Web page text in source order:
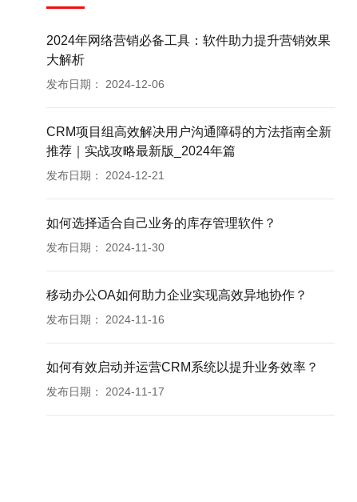
2024年网络营销必备工具：软件助力提升营销效果
大解析
发布日期： 2024-12-06
CRM项目组高效解决用户沟通障碍的方法指南全新
推荐｜实战攻略最新版_2024年篇
发布日期： 2024-12-21
如何选择适合自己业务的库存管理软件？
发布日期： 2024-11-30
移动办公OA如何助力企业实现高效异地协作？
发布日期： 2024-11-16
如何有效启动并运营CRM系统以提升业务效率？
发布日期： 2024-11-17